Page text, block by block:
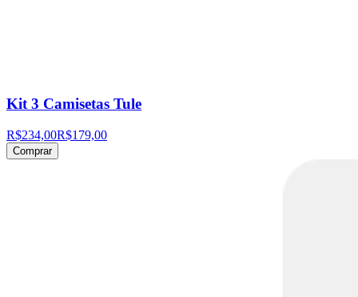
Kit 3 Camisetas Tule
R$234,00R$179,00
Comprar